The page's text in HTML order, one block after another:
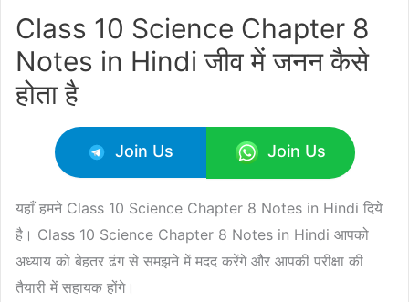
Class 10 Science Chapter 8
Notes in Hindi जीव में जनन कैसे
होता है
Join Us Join Us
यहाँ हमने Class 10 Science Chapter 8 Notes in Hindi दिये
है। Class 10 Science Chapter 8 Notes in Hindi आपको
अध्याय को बेहतर ढंग से समझने में मदद करेंगे और आपकी परीक्षा की
तैयारी में सहायक होंगे।